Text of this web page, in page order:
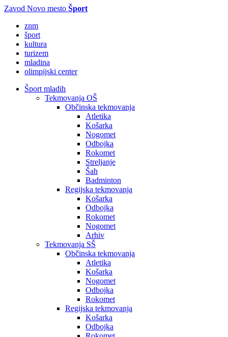
Zavod Novo mesto Šport
znm
šport
kultura
turizem
mladina
olimpijski center
Šport mladih
Tekmovanja OŠ
Občinska tekmovanja
Atletika
Košarka
Nogomet
Odbojka
Rokomet
Streljanje
Šah
Badminton
Regijska tekmovanja
Košarka
Odbojka
Rokomet
Nogomet
Arhiv
Tekmovanja SŠ
Občinska tekmovanja
Atletika
Košarka
Nogomet
Odbojka
Rokomet
Regijska tekmovanja
Košarka
Odbojka